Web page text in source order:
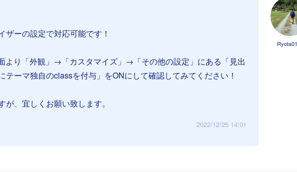
ザーの設定で対応可能です！
より「外観」→「カスタマイズ」→「その他の設定」にある「見出
テーマ独自のclassを付与」をONにして確認してみてください！
、宜しくお願い致します。
2022/12/25 14:01